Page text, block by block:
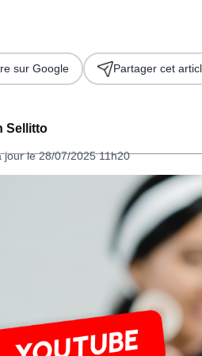
Sellitto
jour le 28/07/2025 11h20
sur Google Partager cet